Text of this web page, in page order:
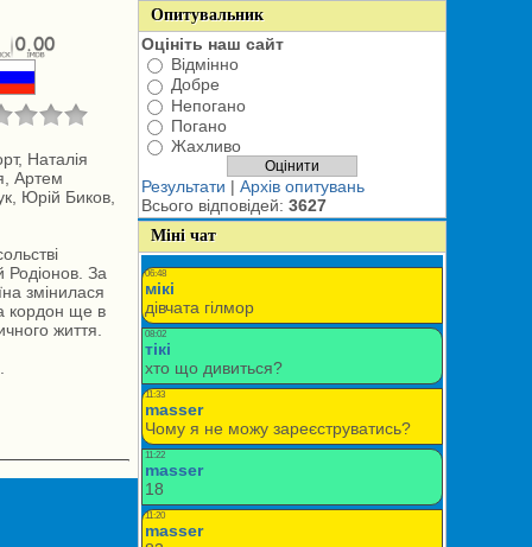
Наталія
Артем
Юрій Биков,
Родіонов. За
змінилася
кордон ще в
життя.
Опитувальник
Оцініть наш сайт
Відмінно
Добре
Непогано
Погано
Жахливо
Результати | Архів опитувань
Всього відповідей: 3627
Міні чат